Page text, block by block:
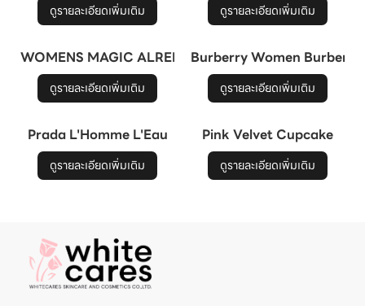
ดูรายละเอียดเพิ่มเติม ดูรายละเอียดเพิ่มเติม
WOMENS MAGIC ALREHAB PERFUMES
ดูรายละเอียดเพิ่มเติม
Burberry Women Burberry
ดูรายละเอียดเพิ่มเติม
Prada L'Homme L'Eau
ดูรายละเอียดเพิ่มเติม
Pink Velvet Cupcake
ดูรายละเอียดเพิ่มเติม